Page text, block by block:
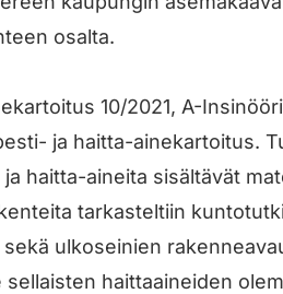
osalta.
10/2021, A-
ja haitta-ainekartoitus.
haitta-aineita sisältävät
tarkasteltiin
ulkoseinien
haittaaineiden